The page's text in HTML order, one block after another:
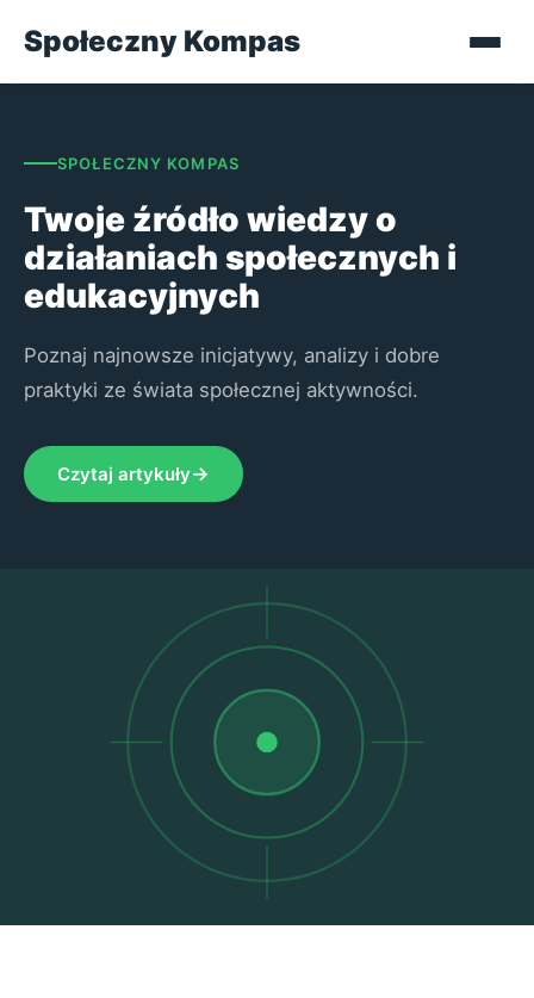
Społeczny Kompas
SPOŁECZNY KOMPAS
Twoje źródło wiedzy o
działaniach społecznych i
edukacyjnych
Poznaj najnowsze inicjatywy, analizy i dobre
praktyki ze świata społecznej aktywności.
Czytaj artykuły